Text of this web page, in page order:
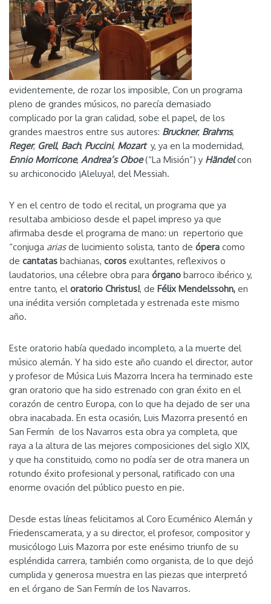
evidentemente, de rozar los imposible, Con un programa
pleno de grandes músicos, no parecía demasiado
complicado por la gran calidad, sobe el papel, de los
grandes maestros entre sus autores: Bruckner, Brahms,
Reger, Grell, Bach, Puccini, Mozarty, ya en la modernidad,
Ennio Morricone, Andrea’s Oboe(“La Misión”) y Händelcon
su archiconocido ¡Aleluya!, del Messiah.
Y en el centro de todo el recital, un programa que ya
resultaba ambicioso desde el papel impreso ya que
afirmaba desde el programa de mano: un repertorio que
“conjuga ariasde lucimiento solista, tanto de ópera como
de cantatas bachianas, coros exultantes, reflexivos o
laudatorios, una célebre obra para órgano barroco ibérico y,
entre tanto, el oratorio Christus!, de Félix Mendelssohn, en
una inédita versión completada y estrenada este mismo
año.
Este oratorio había quedado incompleto, a la muerte del
músico alemán. Y ha sido este año cuando el director, autor
y profesor de Música Luis Mazorra Incera ha terminado este
gran oratorio que ha sido estrenado con gran éxito en el
corazón de centro Europa, con lo que ha dejado de ser una
obra inacabada. En esta ocasión, Luis Mazorra presentó en
San Fermín de los Navarros esta obra ya completa, que
raya a la altura de las mejores composiciones del siglo XIX,
y que ha constituido, como no podía ser de otra manera un
rotundo éxito profesional y personal, ratificado con una
enorme ovación del público puesto en pie.
Desde estas líneas felicitamos al Coro Ecuménico Alemán y
Friedenscamerata, y a su director, el profesor, compositor y
musicólogo Luis Mazorra por este enésimo triunfo de su
espléndida carrera, también como organista, de lo que dejó
cumplida y generosa muestra en las piezas que interpretó
en el órgano de San Fermín de los Navarros.